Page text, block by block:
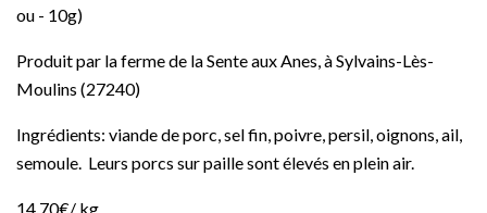
ou - 10g)
Produit par la ferme de la Sente aux Anes, à Sylvains-Lès-
Moulins (27240)
Ingrédients: viande de porc, sel fin, poivre, persil, oignons, ail,
semoule. Leurs porcs sur paille sont élevés en plein air.
14.70€/ kg